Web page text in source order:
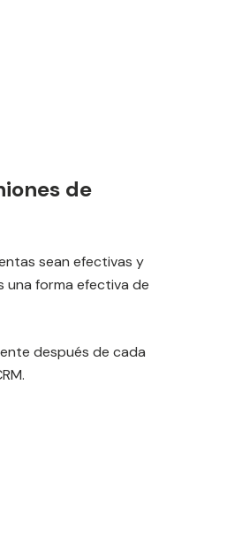
de
sean efectivas y
una forma efectiva de
después de cada